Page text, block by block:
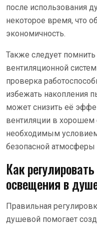
после использования
некоторое время, что
экономичность.
Также следует
вентиляционной
проверка
избежать накопления
может снизить её
вентиляции в хорошем
необходимым
безопасной
Как
освещения в
Правильная
душевой помогает